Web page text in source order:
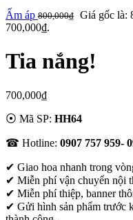
Ấm áp 800,000₫ Giá gốc là:
700,000₫.
Tia nắng!
700,000₫
⦿ Mã SP: HH64
☎ Hotline: 0907 757 959-
✔ Giao hoa nhanh trong
✔ Miễn phí vận chuyển nội
✔ Miễn phí thiệp, banner
✔ Gửi hình sản phẩm trước